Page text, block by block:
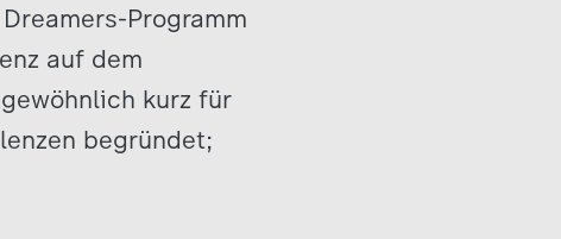
Programm
auf dem
kurz für
begründet;